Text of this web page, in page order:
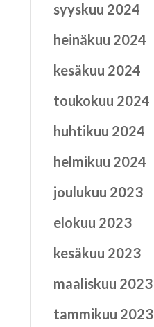
syyskuu 2024
heinäkuu 2024
kesäkuu 2024
toukokuu 2024
huhtikuu 2024
helmikuu 2024
joulukuu 2023
elokuu 2023
kesäkuu 2023
maaliskuu 2023
tammikuu 2023